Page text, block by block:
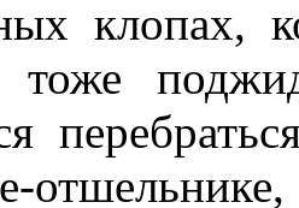
клопах,
тоже